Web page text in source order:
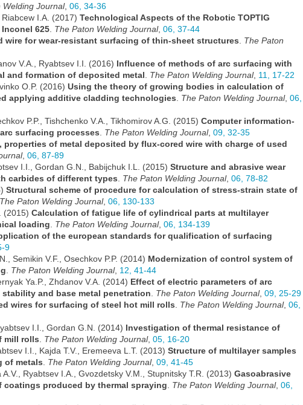
Welding Journal, 06, 34-36
I.A. (2017) Technological Aspects of the Robotic TOPTIG
625 The Paton Welding Journal, 06, 37-44
wire for wear-resistant surfacing of thin-sheet structures
The Paton
V.A., Ryabtsev I.I. (2016) Influence of methods of arc surfacing with
and formation of deposited metal
The Paton Welding Journal, 11, 17-22
O.P. (2016) Using the theory of growing bodies in calculation of
applying additive cladding technologies
The Paton Welding Journal, 06,
P.P., Tishchenko V.A., Tikhomirov A.G. (2015) Computer information-
surfacing processes
The Paton Welding Journal, 09, 32-35
properties of metal deposited by flux-cored wire with charge of used
, 06, 87-89
I.I., Gordan G.N., Babijchuk I.L. (2015) Structure and abrasive wear
carbides of different types
The Paton Welding Journal, 06, 78-82
Structural scheme of procedure for calculation of stress-strain state of
The Paton Welding Journal, 06, 130-133
(2015) Calculation of fatigue life of cylindrical parts at multilayer
loading
The Paton Welding Journal, 06, 134-139
of the european standards for qualification of surfacing
9
Semikin V.F., Osechkov P.P. (2014) Modernization of control system of
The Paton Welding Journal, 12, 41-44
Ya.P., Zhdanov V.A. (2014) Effect of electric parameters of arc
and base metal penetration
The Paton Welding Journal, 09, 25-29
wires for surfacing of steel hot mill rolls The Paton Welding Journal, 06,
I.I., Gordan G.N. (2014) Investigation of thermal resistance of
mill rolls
The Paton Welding Journal, 05, 16-20
I.I., Kajda T.V., Eremeeva L.T. (2013) Structure of multilayer samples
of metals
The Paton Welding Journal, 09, 41-45
Ryabtsev I.A., Gvozdetsky V.M., Stupnitsky T.R. (2013) Gasoabrasive
coatings produced by thermal spraying
The Paton Welding Journal, 06,